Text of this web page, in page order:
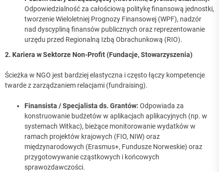
Odpowiedzialność za całościową politykę finansową jednostki,
tworzenie Wieloletniej Prognozy Finansowej (WPF), nadzór
nad dyscypliną finansów publicznych oraz reprezentowanie
urzędu przed Regionalną Izbą Obrachunkową (RIO).
2. Kariera w Sektorze Non-Profit (Fundacje, Stowarzyszenia)
Ścieżka w NGO jest bardziej elastyczna i często łączy kompetencje
twarde z zarządzaniem relacjami (fundraising).
Finansista / Specjalista ds. Grantów: Odpowiada za
konstruowanie budżetów w aplikacjach aplikacyjnych (np. w
systemach Witkac), bieżące monitorowanie wydatków w
ramach projektów krajowych (FIO, NIW) oraz
międzynarodowych (Erasmus+, Fundusze Norweskie) oraz
przygotowywanie cząstkowych i końcowych
sprawozdawczości.